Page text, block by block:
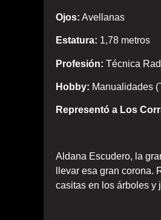
Ojos: Avellanas
Estatura: 1,78 metros
Profesión: Técnica
Hobby: Manualidades
Representó a Los
Aldana Escudero, la
llevar esa gran corona.
casitas en los árboles y